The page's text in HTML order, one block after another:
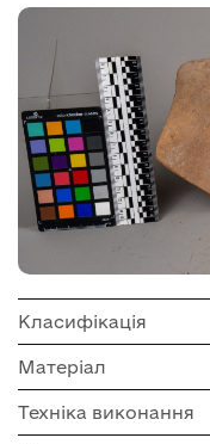
Класифікація
Матеріал
Техніка виконання